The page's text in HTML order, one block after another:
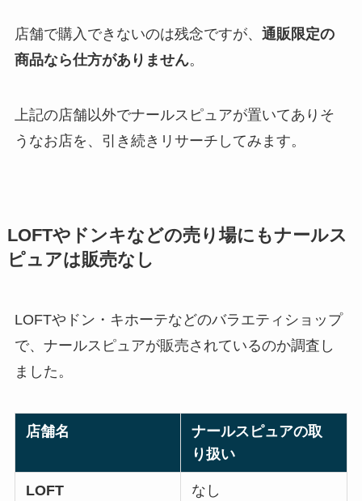
店舗で購入できないのは残念ですが、 通販限定の
商品なら仕方がありません。
上記の店舗以外でナールスピュアが置いてありそ
うなお店を、引き続きリサーチしてみます。
LOFTやドンキなどの売り場にもナールス
ピュアは販売なし
LOFTやドン・キホーテなどのバラエティショップ
で、ナールスピュアが販売されているのか調査し
ました。
店舗名
ナールスピュアの取
り扱い
LOFT なし